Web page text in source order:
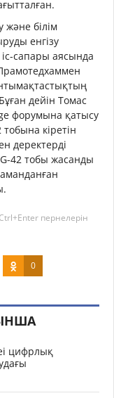
және білім
енгізу
іс-сапары аясында
дейін Томас
форумына қатысу
кіретін
деректерді
42 тобы жасанды
пернелерін
0
цифрлық